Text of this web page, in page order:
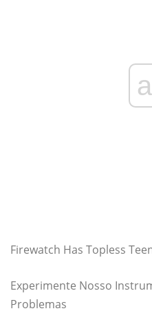
Firewatch Has Topless
Experimente Nosso
Problemas